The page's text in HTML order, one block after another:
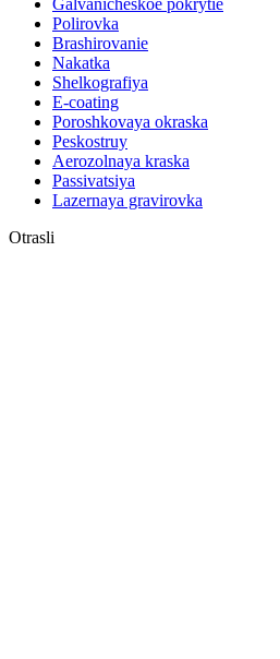
Galvanicheskoe pokrytie
Polirovka
Brashirovanie
Nakatka
Shelkografiya
E-coating
Poroshkovaya okraska
Peskostruy
Aerozolnaya kraska
Passivatsiya
Lazernaya gravirovka
Otrasli